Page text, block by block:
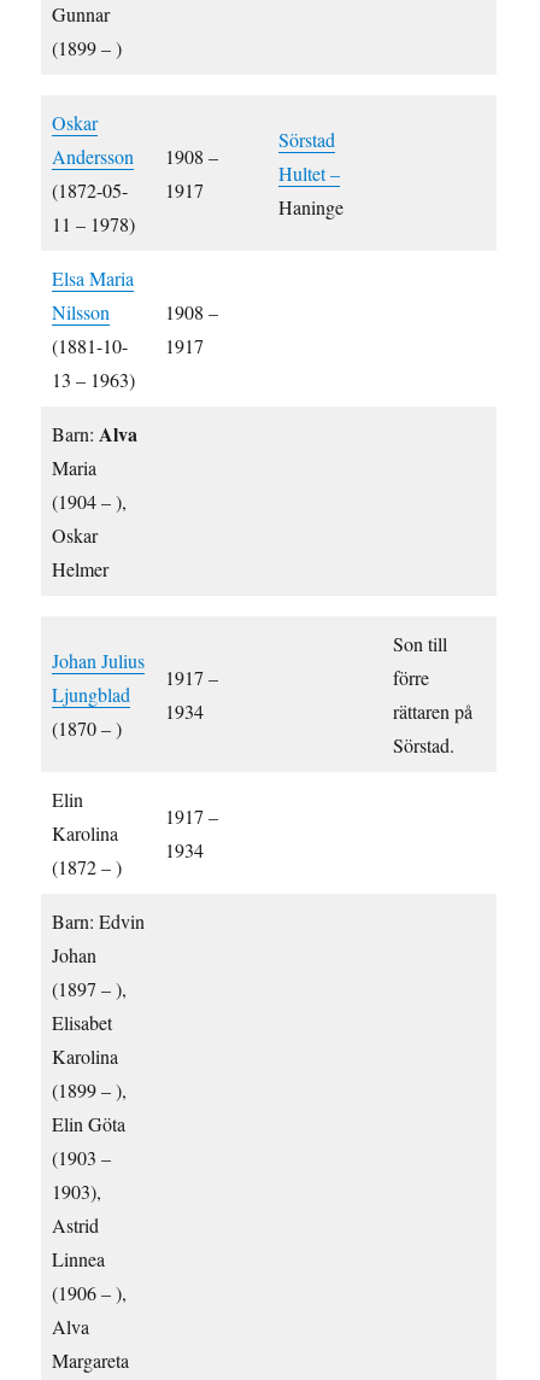
Gunnar
(1899 – )
Oskar
Andersson
(1872-05-
11 – 1978)
1908 –
1917
Sörstad
Hultet –
Haninge
Elsa Maria
Nilsson
(1881-10-
13 – 1963)
1908 –
1917
Barn: Alva
Maria
(1904 – ),
Oskar
Helmer
Johan Julius
Ljungblad
(1870 – )
1917 –
1934
Son till
förre
rättaren på
Sörstad.
Elin
Karolina
(1872 – )
1917 –
1934
Barn: Edvin
Johan
(1897 – ),
Elisabet
Karolina
(1899 – ),
Elin Göta
(1903 –
1903),
Astrid
Linnea
(1906 – ),
Alva
Margareta